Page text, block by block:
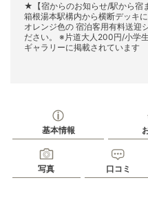
★【宿からのお知らせ/駅から宿
箱根湯本駅構内から横断デッキ
オレンジ色の 宿泊客用有料送迎
ださい。 ※片道大人200円/小学
ギャラリーに掲載されています
基本情報
写真 口コミ